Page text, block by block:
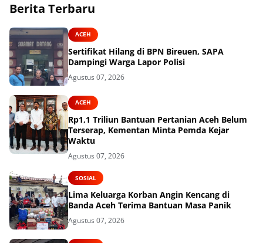
Berita Terbaru
ACEH
Sertifikat Hilang di BPN Bireuen, SAPA
Dampingi Warga Lapor Polisi
Agustus 07, 2026
ACEH
Rp1,1 Triliun Bantuan Pertanian Aceh Belum
Terserap, Kementan Minta Pemda Kejar
Waktu
Agustus 07, 2026
SOSIAL
Lima Keluarga Korban Angin Kencang di
Banda Aceh Terima Bantuan Masa Panik
Agustus 07, 2026